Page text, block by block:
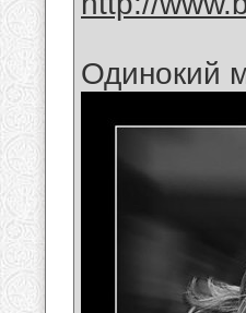
Одинокий